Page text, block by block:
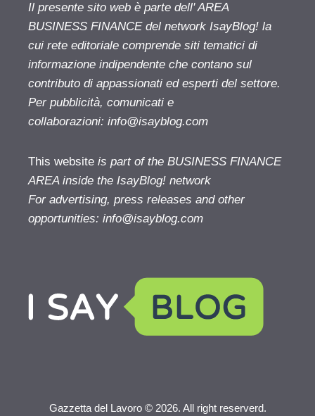
Il presente sito web è parte dell' AREA
BUSINESS FINANCE del network IsayBlog! la
cui rete editoriale comprende siti tematici di
informazione indipendente che contano sul
contributo di appassionati ed esperti del settore.
Per pubblicità, comunicati e
collaborazioni: info@isayblog.com
This website is part of the BUSINESS FINANCE
AREA inside the IsayBlog! network
For advertising, press releases and other
opportunities: info@isayblog.com
Gazzetta del Lavoro © 2026. All right reserverd.